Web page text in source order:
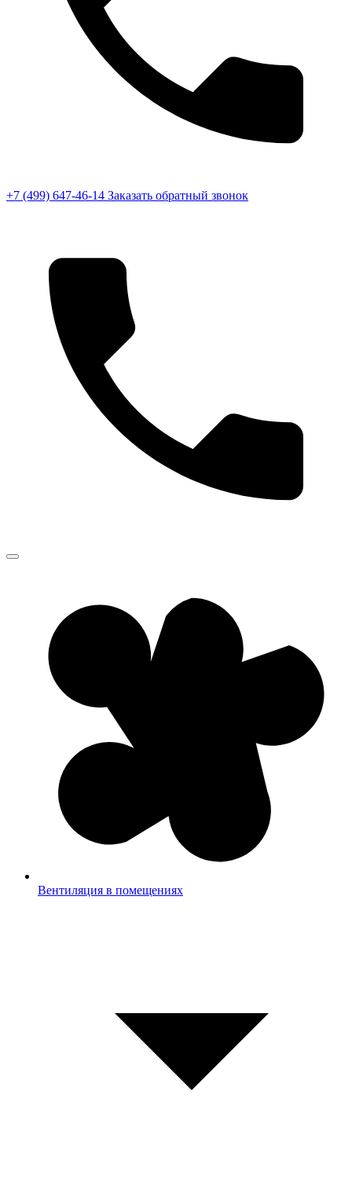
+7 (499) 647-46-14 Заказать обратный звонок
Вентиляция в помещениях